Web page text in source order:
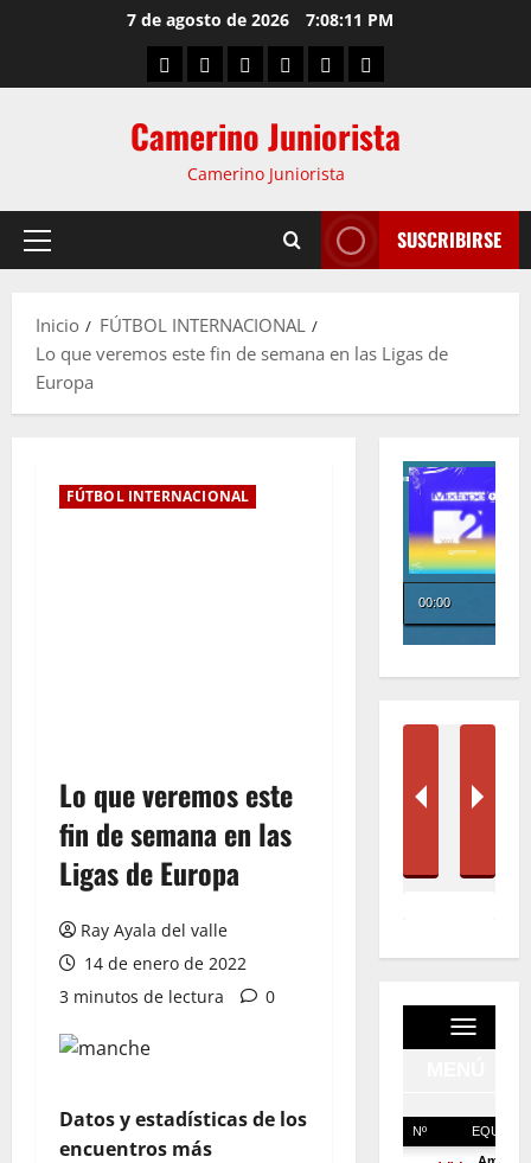
7 de agosto de 2026 7:08:12 PM
Camerino Juniorista
Camerino Juniorista
SUSCRIBIRSE
Inicio
FÚTBOL INTERNACIONAL
Lo que veremos este fin de semana en las Ligas de
Europa
FÚTBOL INTERNACIONAL
Lo que veremos este
fin de semana en las
Ligas de Europa
Ray Ayala del valle
14 de enero de 2022
3 minutos de lectura
0
Datos y estadísticas de los
encuentros más